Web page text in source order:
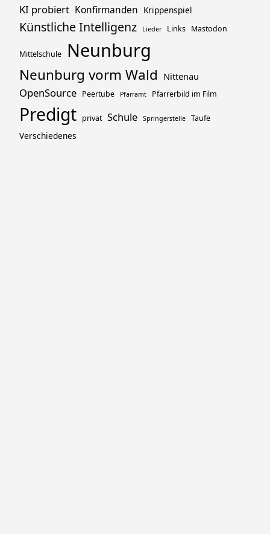
KI probiert Konfirmanden Krippenspiel
Künstliche Intelligenz Lieder Links Mastodon
Mittelschule Neunburg
Neunburg vorm Wald Nittenau
OpenSource Peertube Pfarramt Pfarrerbild im Film
Predigt privat Schule Springerstelle Taufe
Verschiedenes